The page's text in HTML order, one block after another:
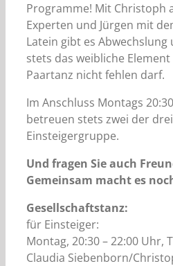
Programme! Mit Christoph
Experten und Jürgen mit
Latein gibt es
stets das weibliche
Paartanz nicht fehlen darf.
Im Anschluss Montags
betreuen stets zwei der
Einsteigergruppe.
Und fragen Sie auch
Gemeinsam macht es
Gesellschaftstanz:
für Einsteiger:
Montag, 20:30 – 22:00 Uhr,
Claudia Siebenborn/